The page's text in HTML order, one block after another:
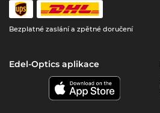
Bezplatné zaslání a zpětné doručení
Edel-Optics aplikace